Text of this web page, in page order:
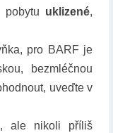
uklizené,
pro BARF je
bezmléčnou
uveďte v
ale nikoli příliš